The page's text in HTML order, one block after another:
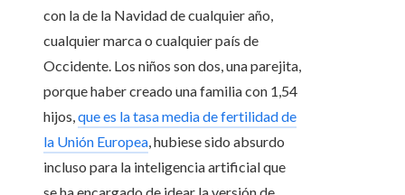
con la de la Navidad de cualquier año,
cualquier marca o cualquier país de
Occidente. Los niños son dos, una parejita,
porque haber creado una familia con 1,54
hijos,que es la tasa media de fertilidad de
la Unión Europea, hubiese sido absurdo
incluso para la inteligencia artificial que